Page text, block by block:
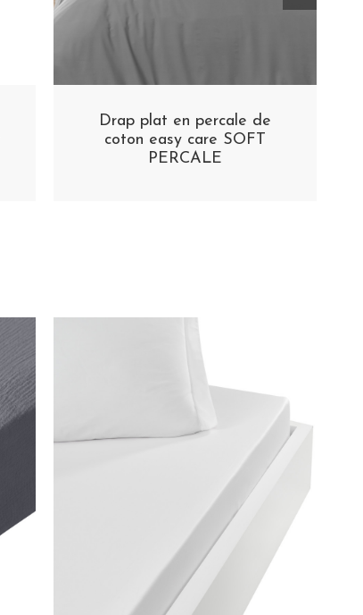
Drap plat en percale de
coton easy care SOFT
PERCALE